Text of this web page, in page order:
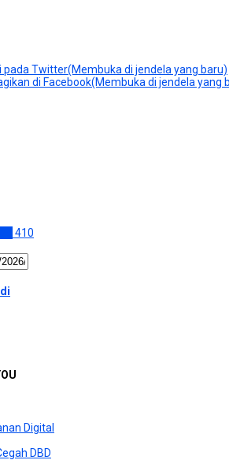
pada Twitter(Membuka di jendela yang baru)
di Facebook(Membuka di jendela yang
410
Digital
DBD